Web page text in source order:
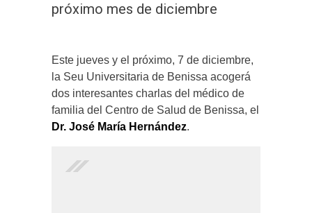
próximo mes de diciembre
Este jueves y el próximo, 7 de diciembre,
la Seu Universitaria de Benissa acogerá
dos interesantes charlas del médico de
familia del Centro de Salud de Benissa, el
Dr. José María Hernández.